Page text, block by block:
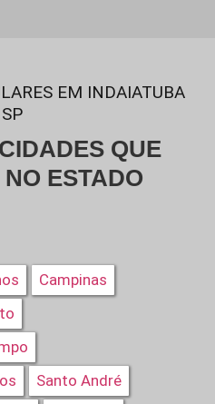
EM INDAIATUBA
SP
QUE
ESTADO
Campinas
Santo André